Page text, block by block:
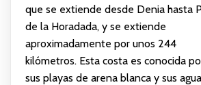
que se extiende desde Denia hasta
de la Horadada, y se extiende
aproximadamente por unos 244
kilómetros. Esta costa es conocida
sus playas de arena blanca y sus